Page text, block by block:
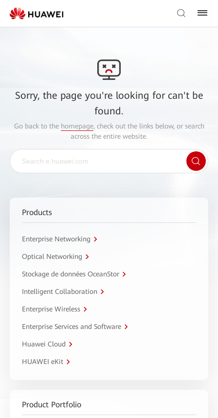
Sorry, the page you're looking for can't be
found.
Go back to the homepage, check out the links below, or search
across the entire website.
Products
Enterprise Networking
Optical Networking
Stockage de données OceanStor
Intelligent Collaboration
Enterprise Wireless
Enterprise Services and Software
Huawei Cloud
HUAWEI eKit
Product Portfolio